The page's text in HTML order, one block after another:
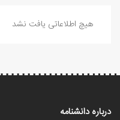
هیچ اطلاعاتی یافت نشد
درباره دانشنامه